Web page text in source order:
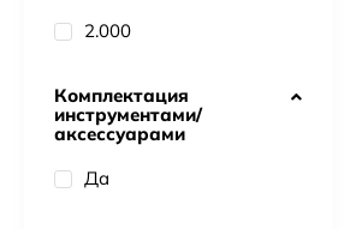
2.000
Комплектация
инструментами/
аксессуарами
Да